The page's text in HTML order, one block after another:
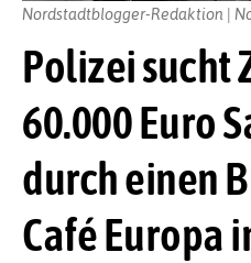
Polizei sucht
60.000 Euro
durch einen
Café Europa
Nordstadtblogger-Redaktion |